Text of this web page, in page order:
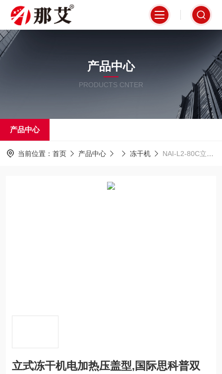
产品中心
PRODUCTS CNTER
产品中心
当前位置： 首页 产品中心 冻干机 NAI-L2-80C立式冻干机电加热压盖型,国际思科普双压
立式冻干机电加热压盖型,国际思科普双